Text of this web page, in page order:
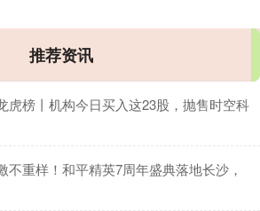
推荐资讯
虎榜丨机构今日买入这23股，抛售时空科
不重样！和平精英7周年盛典落地长沙，